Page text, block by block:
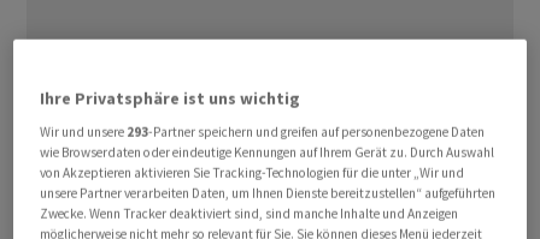
Arabien und Russland weitere Schritte zur
Stabilisierung der fragilen Erdölpreise verkündet.
Saudi-Arabien will seine Förderung auch im August, um
eine Million Barrel je Tag zu kürzen. Bisher hatte die
Kürzung nur für Juli gegolten. Russland verkündete,
Ihre Privatsphäre ist uns wichtig
Wir und unsere 293-Partner speichern und greifen auf personenbezogene Daten
wie Browserdaten oder eindeutige Kennungen auf Ihrem Gerät zu. Durch Auswahl
von Akzeptieren aktivieren Sie Tracking-Technologien für die unter „Wir und
unsere Partner verarbeiten Daten, um Ihnen Dienste bereitzustellen“ aufgeführten
Zwecke. Wenn Tracker deaktiviert sind, sind manche Inhalte und Anzeigen
möglicherweise nicht mehr so relevant für Sie. Sie können dieses Menü jederzeit